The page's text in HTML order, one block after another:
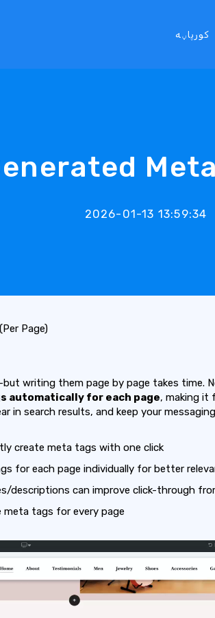
کورپاڼه
2026-01-13 13:59:34
Page)
writing them page by page takes time.
automatically for each page, making it
in search results, and keep your
create meta tags with one click
for each page individually for better
descriptions can improve click-through
tags for every page